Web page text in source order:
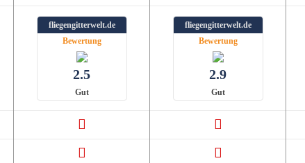
fliegengitterwelt.de
Bewertung
2.5
Gut
fliegengitterwelt.de
Bewertung
2.9
Gut